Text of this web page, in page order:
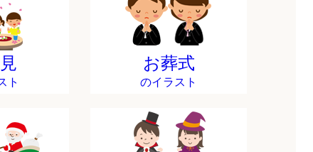
ト
お葬式
のイラスト